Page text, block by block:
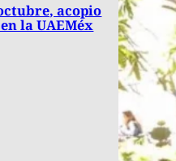
acopio
la UAEMéx